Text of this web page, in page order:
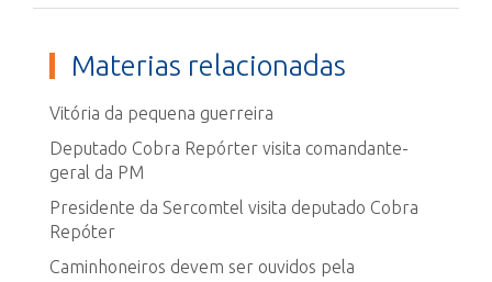
Materias relacionadas
Vitória da pequena guerreira
Deputado Cobra Repórter visita comandante-
geral da PM
Presidente da Sercomtel visita deputado Cobra
Repóter
Caminhoneiros devem ser ouvidos pela